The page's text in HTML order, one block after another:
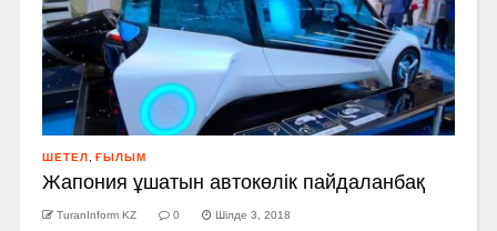
ШЕТЕЛ ҒЫЛЫМ
Жапония ұшатын автокөлік пайдаланбақ
TuranInform KZ 0 Шілде 3, 2018